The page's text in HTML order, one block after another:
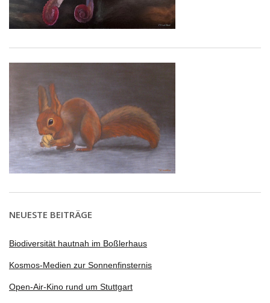
NEUESTE BEITRÄGE
Biodiversität hautnah im Boßlerhaus
Kosmos-Medien zur Sonnenfinsternis
Open-Air-Kino rund um Stuttgart